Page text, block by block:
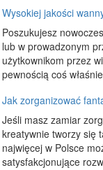
Wysokiej jakości
Poszukujesz
lub w prowadzonym
użytkownikom przez
pewnością coś
Jak zorganizować
Jeśli masz zamiar
kreatywnie tworzy się
najwięcej w Polsce
satysfakcjonujące